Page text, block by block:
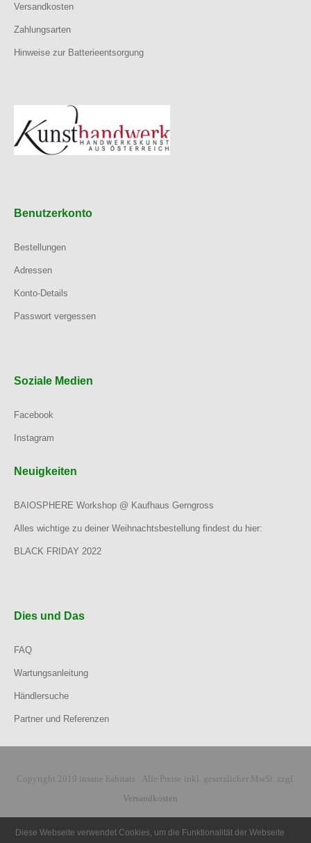
Versandkosten
Zahlungsarten
Hinweise zur Batterieentsorgung
Benutzerkonto
Bestellungen
Adressen
Konto-Details
Passwort vergessen
Soziale Medien
Facebook
Instagram
Neuigkeiten
BAIOSPHERE Workshop @ Kaufhaus Gerngross
Alles wichtige zu deiner Weihnachtsbestellung findest du hier:
BLACK FRIDAY 2022
Dies und Das
FAQ
Wartungsanleitung
Händlersuche
Partner und Referenzen
Copyright 2019 insane habitats · Alle Preise inkl. gesetzlicher MwSt. zzgl.
Versandkosten
Diese Webseite verwendet Cookies, um die Funktionalität der Webseite